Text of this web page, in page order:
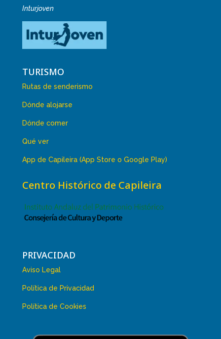
Inturjoven
TURISMO
Rutas de senderismo
Dónde alojarse
Dónde comer
Qué ver
App de Capileira (App Store o Google Play)
Centro Histórico de Capileira
PRIVACIDAD
Aviso Legal
Política de Privacidad
Política de Cookies